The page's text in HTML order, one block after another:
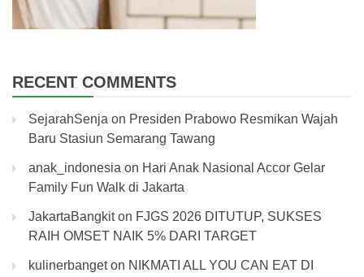
RECENT COMMENTS
SejarahSenja on Presiden Prabowo Resmikan Wajah
Baru Stasiun Semarang Tawang
anak_indonesia on Hari Anak Nasional Accor Gelar
Family Fun Walk di Jakarta
JakartaBangkiton FJGS 2026 DITUTUP, SUKSES
RAIH OMSET NAIK 5% DARI TARGET
kulinerbangeton NIKMATI ALL YOU CAN EAT DI